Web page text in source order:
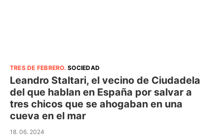
TRES DE FEBRERO.SOCIEDAD
Leandro Staltari, el vecino de Ciudadela
del que hablan en España por salvar a
tres chicos que se ahogaban en una
cueva en el mar
18. 06. 2024